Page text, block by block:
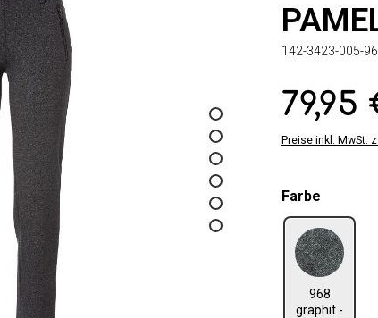
142-3423-005-
Regulärer Preis:
79,95
Preise inkl. MwSt.
Farbe
968
graphit -
968 graphit - bunt